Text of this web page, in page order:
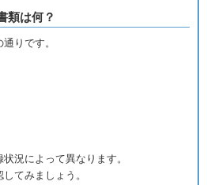
類は何？
りです。
況によって異なります。
てみましょう。